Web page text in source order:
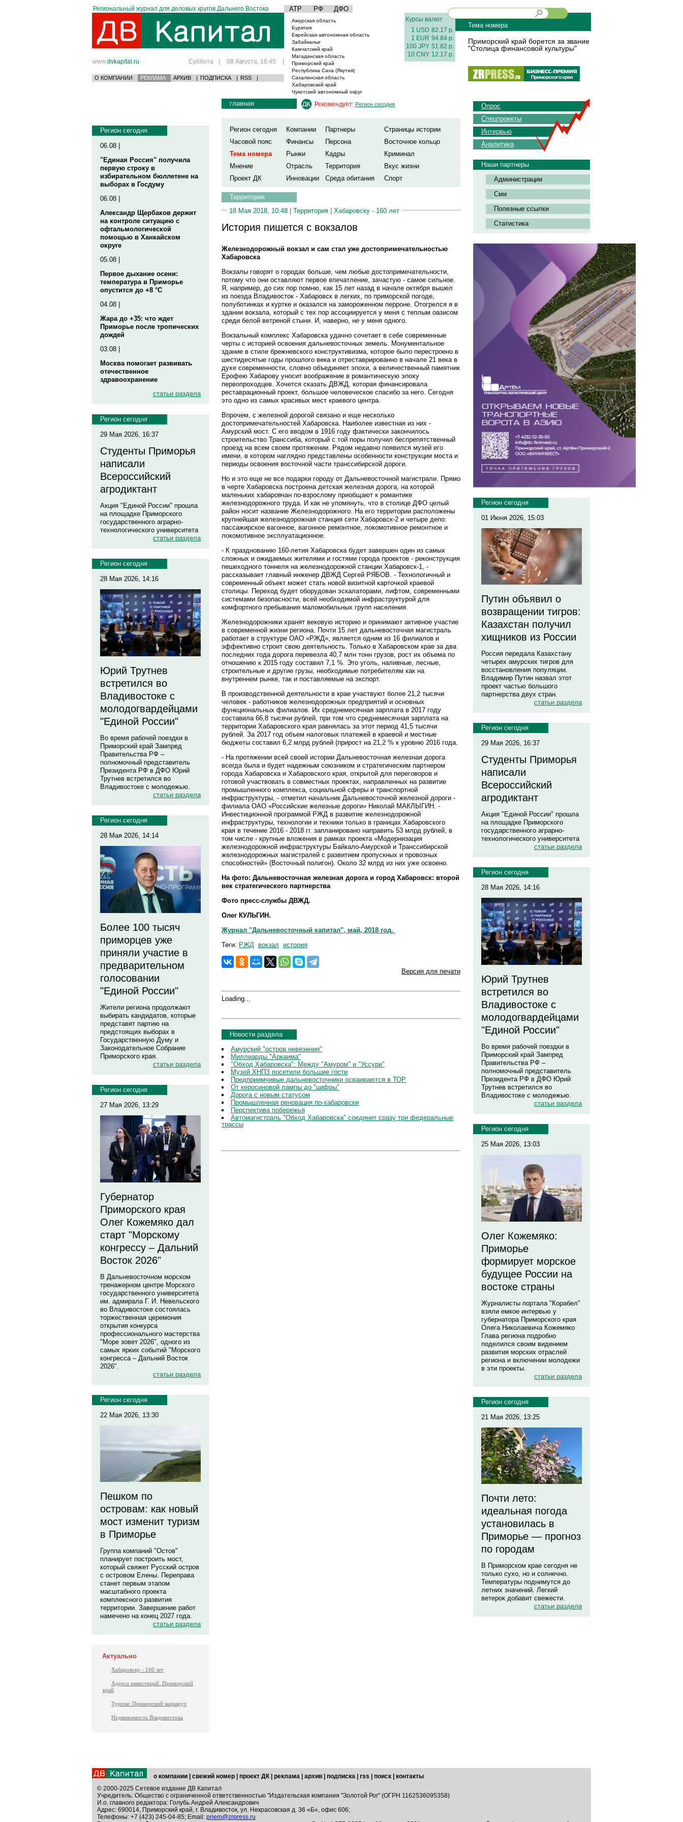
Региональный журнал для деловых кругов Дальнего Востока АТР РФ ДФО
www.dvkapital.ru Суббота | 08 Августа, 16:45 |
О КОМПАНИИ РЕКЛАМА АРХИВ | ПОДПИСКА | RSS |
Амурская область
Бурятия
Еврейская автономная область
Забайкалье
Камчатский край
Магаданская область
Приморский край
Республика Саха (Якутия)
Сахалинская область
Хабаровский край
Чукотский автономный округ
Курсы валют
1 USD 82.17 р.
1 EUR 94.84 р.
100 JPY 51.82 р.
10 CNY 12.17 р.
Тема номера
Приморский край борется за звание
"Столица финансовой культуры"
Регион сегодня
06.08 |
"Единая Россия" получила
первую строку в
избирательном бюллетене на
выборах в Госдуму
06.08 |
Александр Щербаков держит
на контроле ситуацию с
офтальмологической
помощью в Ханкайском
округе
05.08 |
Первое дыхание осени:
температура в Приморье
опустится до +8 °C
04.08 |
Жара до +35: что ждет
Приморье после тропических
дождей
03.08 |
Москва помогает развивать
отечественное
здравоохранение
статьи раздела
Регион сегодня
29 Мая 2026, 16:37
Студенты Приморья
написали
Всероссийский
агродиктант
Акция "Единой России" прошла
на площадке Приморского
государственного аграрно-
технологического университета
статьи раздела
Регион сегодня
28 Мая 2026, 14:16
Юрий Трутнев
встретился во
Владивостоке с
молодогвардейцами
"Единой России"
Во время рабочей поездки в
Приморский край Зампред
Правительства РФ –
полномочный представитель
Президента РФ в ДФО Юрий
Трутнев встретился во
Владивостоке с молодежью.
статьи раздела
Регион сегодня
28 Мая 2026, 14:14
Более 100 тысяч
приморцев уже
приняли участие в
предварительном
голосовании
"Единой России"
Жители региона продолжают
выбирать кандидатов, которые
представят партию на
предстоящих выборах в
Государственную Думу и
Законодательное Собрание
Приморского края.
статьи раздела
Регион сегодня
27 Мая 2026, 13:29
Губернатор
Приморского края
Олег Кожемяко дал
старт "Морскому
конгрессу – Дальний
Восток 2026"
В Дальневосточном морском
тренажерном центре Морского
государственного университета
им. адмирала Г. И. Невельского
во Владивостоке состоялась
торжественная церемония
открытия конкурса
профессионального мастерства
"Море зовет 2026", одного из
самых ярких событий "Морского
конгресса – Дальний Восток
2026".
статьи раздела
Регион сегодня
22 Мая 2026, 13:30
Пешком по
островам: как новый
мост изменит туризм
в Приморье
Группа компаний "Остов"
планирует построить мост,
который свяжет Русский остров
с островом Елены. Переправа
станет первым этапом
масштабного проекта
комплексного развития
территории. Завершение работ
намечено на конец 2027 года.
статьи раздела
Актуально
Хабаровску - 160 лет
Адреса инвестиций. Приморский
край
Туризм: Приморский маршрут
Недвижимость Владивостока
главная Рекомендует: Регион сегодня
Регион сегодня Компании Партнеры
Страницы истории
Часовой пояс
Финансы Персона
Восточное кольцо
Тема номера
Рынки Кадры
Криминал
Мнение
Отрасль Территория
Вкус жизни
Проект ДК
Инновации Среда обитания Спорт
Территория
18 Мая 2018, 10:48 | Территория | Хабаровску - 160 лет
История пишется с вокзалов
Железнодорожный вокзал и сам стал уже достопримечательностью
Хабаровска
Вокзалы говорят о городах больше, чем любые достопримечательности,
потому что они оставляют первое впечатление, зачастую - самое сильное.
Я, например, до сих пор помню, как 15 лет назад в начале октября вышел
из поезда Владивосток - Хабаровск в легких, по приморской погоде,
полуботинках и куртке и оказался на замороженном перроне. Отогрелся я в
здании вокзала, который с тех пор ассоциируется у меня с теплым оазисом
среди белой ветреной стыни. И, наверно, не у меня одного.
Вокзальный комплекс Хабаровска удачно сочетает в себе современные
черты с историей освоения дальневосточных земель. Монументальное
здание в стиле брежневского конструктивизма, которое было перестроено в
шестидесятые годы прошлого века и отреставрированно в начале 21 века в
духе современности, словно объединяет эпохи, а величественный памятник
Ерофею Хабарову уносит воображение в романтическую эпоху
первопроходцев. Хочется сказать ДВЖД, которая финансировала
реставрационный проект, большое человеческое спасибо за него. Сегодня
это одно из самых красивых мест краевого центра.
Впрочем, с железной дорогой связано и еще несколько
достопримечательностей Хабаровска. Наиболее известная из них -
Амурский мост. С его вводом в 1916 году фактически закончилось
строительство Транссиба, который с той поры получил беспрепятственный
проезд на всем своем протяжении. Рядом недавно появился музей его
имени, в котором наглядно представлены особенности конструкции моста и
периоды освоения восточной части транссибирской дороги.
Но и это еще не все подарки городу от Дальневосточной магистрали. Прямо
в черте Хабаровска построена детская железная дорога, на которой
маленьких хабаровчан по-взрослому приобщают к романтике
железнодорожного труда. И как не упомянуть, что в столице ДФО целый
район носит название Железнодорожного. На его территории расположены
крупнейшая железнодорожная станция сети Хабаровск-2 и четыре депо:
пассажирское вагонное, вагонное ремонтное, локомотивное ремонтное и
локомотивное эксплуатационное.
- К празднованию 160-летия Хабаровска будет завершен один из самых
сложных и ожидаемых жителями и гостями города проектов - реконструкция
пешеходного тоннеля на железнодорожной станции Хабаровск-1, -
рассказывает главный инженер ДВЖД Сергей РЯБОВ. - Технологичный и
современный объект может стать новой визитной карточкой краевой
столицы. Переход будет оборудован эскалаторами, лифтом, современными
системами безопасности, всей необходимой инфраструктурой для
комфортного пребывания маломобильных групп населения.
Железнодорожники хранят вековую историю и принимают активное участие
в современной жизни региона. Почти 15 лет дальневосточная магистраль
работает в структуре ОАО «РЖД», является одним из 16 филиалов и
эффективно строит свою деятельность. Только в Хабаровском крае за два
последних года дорога перевезла 40,7 млн тонн грузов, рост их объема по
отношению к 2015 году составил 7,1 %. Это уголь, наливные, лесные,
строительные и другие грузы, необходимые потребителям как на
внутреннем рынке, так и поставляемые на экспорт.
В производственной деятельности в крае участвуют более 21,2 тысячи
человек - работников железнодорожных предприятий и основных
функциональных филиалов. Их среднемесячная зарплата в 2017 году
составила 66,8 тысячи рублей, при том что среднемесячная зарплата на
территории Хабаровского края равнялась за этот период 41,5 тысячи
рублей. За 2017 год объем налоговых платежей в краевой и местные
бюджеты составил 6,2 млрд рублей (прирост на 21,2 % к уровню 2016 года.
- На протяжении всей своей истории Дальневосточная железная дорога
всегда была и будет надежным союзником и стратегическим партнером
города Хабаровска и Хабаровского края, открытой для переговоров и
готовой участвовать в совместных проектах, направленных на развитие
промышленного комплекса, социальной сферы и транспортной
инфраструктуры, - отметил начальник Дальневосточной железной дороги -
филиала ОАО «Российские железные дороги» Николай МАКЛЫГИН. -
Инвестиционной программой РЖД в развитие железнодорожной
инфраструктуры, технологии и техники только в границах Хабаровского
края в течение 2016 - 2018 гг. запланировано направить 53 млрд рублей, в
том числе - крупные вложения в рамках проекта «Модернизация
железнодорожной инфраструктуры Байкало-Амурской и Транссибирской
железнодорожных магистралей с развитием пропускных и провозных
способностей» (Восточный полигон). Около 32 млрд из них уже освоено.
На фото: Дальневосточная железная дорога и город Хабаровск: второй
век стратегического партнерства
Фото пресс-службы ДВЖД.
Олег КУЛЬГИН.
Журнал "Дальневосточный капитал", май, 2018 год.
Теги: РЖД вокзал история
Версия для печати
Loading...
Новости раздела
Амурский "остров невезения"
Миллиарды "Аркаима"
"Обход Хабаровска": Между "Амуром" и "Уссури"
Музей ХНПЗ посетили большие гости
Предприимчивые дальневосточники осваиваются в ТОР
От керосиновой лампы до "цифры"
Дорога с новым статусом
Промышленная реновация по-хабаровски
Перспектива побережья
Автомагистраль "Обход Хабаровска" соединит сразу три федеральные
трассы
Опрос
Спецпроекты
Интервью
Аналитика
Наши партнеры
Администрации
Сми
Полезные ссылки
Статистика
Регион сегодня
01 Июня 2026, 15:03
Путин объявил о
возвращении тигров:
Казахстан получил
хищников из России
Россия передала Казахстану
четырех амурских тигров для
восстановления популяции.
Владимир Путин назвал этот
проект частью большого
партнерства двух стран.
статьи раздела
Регион сегодня
29 Мая 2026, 16:37
Студенты Приморья
написали
Всероссийский
агродиктант
Акция "Единой России" прошла
на площадке Приморского
государственного аграрно-
технологического университета
статьи раздела
Регион сегодня
28 Мая 2026, 14:16
Юрий Трутнев
встретился во
Владивостоке с
молодогвардейцами
"Единой России"
Во время рабочей поездки в
Приморский край Зампред
Правительства РФ –
полномочный представитель
Президента РФ в ДФО Юрий
Трутнев встретился во
Владивостоке с молодежью.
статьи раздела
Регион сегодня
25 Мая 2026, 13:03
Олег Кожемяко:
Приморье
формирует морское
будущее России на
востоке страны
Журналисты портала "Корабел"
взяли емкое интервью у
губернатора Приморского края
Олега Николаевича Кожемяко
Глава региона подробно
поделился своим видением
развития морских отраслей
региона и включении молодежи
в эти проекты.
статьи раздела
Регион сегодня
21 Мая 2026, 13:25
Почти лето:
идеальная погода
установилась в
Приморье — прогноз
по городам
В Приморском крае сегодня не
только сухо, но и солнечно.
Температуры поднимутся до
летних значений. Легкий
ветерок добавит свежести.
статьи раздела
о компании свежий номер проект ДК реклама архив подписка rss поиск
контакты
© 2000-2025 Сетевое издание ДВ Капитал
Учредитель: Общество с ограниченной ответственностью "Издательская компания "Золотой Рог" (ОГРН 1162536095358)
И.о. главного редактора: Голубь Андрей Александрович
Адрес: 690014, Приморский край, г. Владивосток, ул. Некрасовская д. 36 «Б», офис 606;
Телефоны: +7 (423) 245-04-85; Email: priem@zrpress.ru